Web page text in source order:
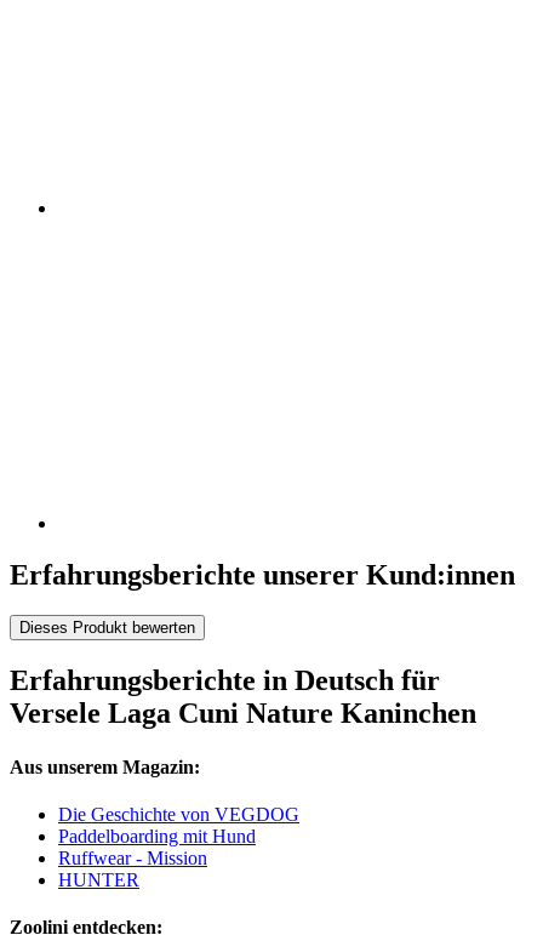
Erfahrungsberichte unserer Kund:innen
Dieses Produkt bewerten
Erfahrungsberichte in Deutsch für
Versele Laga Cuni Nature Kaninchen
Aus unserem Magazin:
Die Geschichte von VEGDOG
Paddelboarding mit Hund
Ruffwear - Mission
HUNTER
Zoolini entdecken: